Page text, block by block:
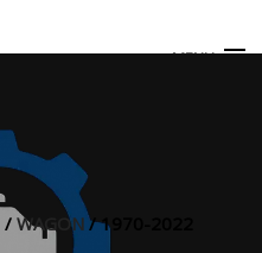
MENU
/ WAGON/ 1970-2022